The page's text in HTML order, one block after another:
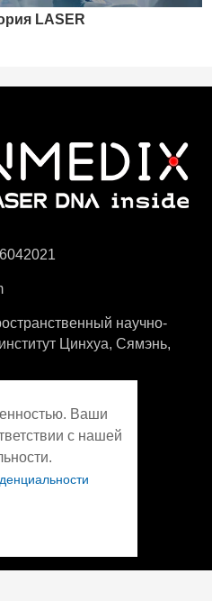
LASER
научно-
Цинхуа, Сямэнь,
Ваши
с нашей